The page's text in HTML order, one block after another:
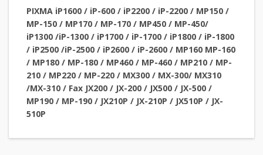
PIXMA iP1600 / iP-600 / iP2200 / iP-2200 / MP150 /
MP-150 / MP170 / MP-170 / MP450 / MP-450/
iP1300 /iP-1300 / iP1700 / iP-1700 / iP1800 / iP-1800
/ iP2500 /iP-2500 / iP2600 / iP-2600 / MP160 MP-160
/ MP180 / MP-180 / MP460 / MP-460 / MP210 / MP-
210 / MP220 / MP-220 / MX300 / MX-300/ MX310
/MX-310 / Fax JX200 / JX-200 / JX500 / JX-500 /
MP190 / MP-190 / JX210P / JX-210P / JX510P / JX-
510P